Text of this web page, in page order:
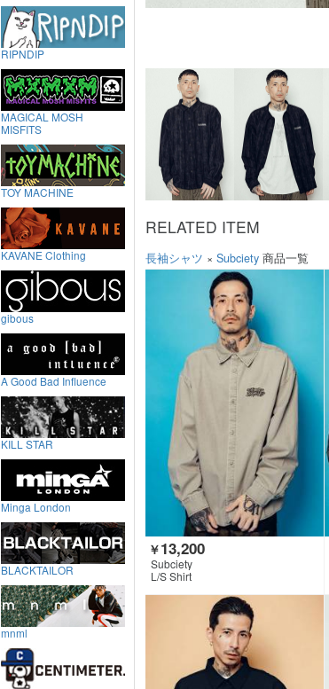
RELATED ITEM
長袖シャツ × Subciety 商品一覧
￥13,200
Subciety
L/S Shirt
RIPNDIP
MAGICAL MOSH
MISFITS
TOY MACHINE
KAVANE Clothing
gibous
A Good Bad Influence
KILL STAR
Minga London
BLACKTAILOR
mnml